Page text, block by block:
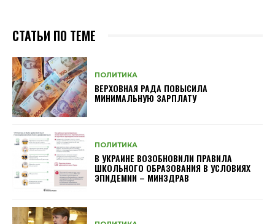
СТАТЬИ ПО ТЕМЕ
ПОЛИТИКА
ВЕРХОВНАЯ РАДА ПОВЫСИЛА
МИНИМАЛЬНУЮ ЗАРПЛАТУ
ПОЛИТИКА
В УКРАИНЕ ВОЗОБНОВИЛИ ПРАВИЛА
ШКОЛЬНОГО ОБРАЗОВАНИЯ В УСЛОВИЯХ
ЭПИДЕМИИ – МИНЗДРАВ